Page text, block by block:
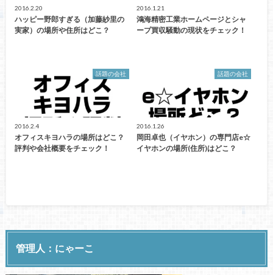
2016.2.20
ハッピー野郎すぎる（加藤紗里の
実家）の場所や住所はどこ？
2016.1.21
鴻海精密工業ホームページとシャ
ープ買収騒動の現状をチェック！
話題の会社
2016.2.4
オフィスキヨハラの場所はどこ？
評判や会社概要をチェック！
話題の会社
2016.1.26
岡田卓也（イヤホン）の専門店e☆
イヤホンの場所(住所)はどこ？
管理人：にゃーこ